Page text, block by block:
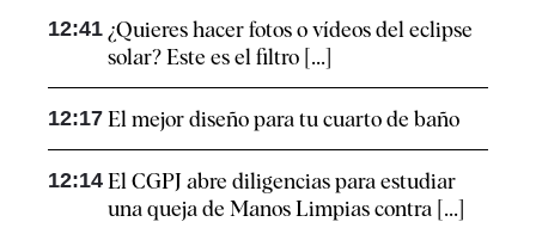
12:41 ¿Quieres hacer fotos o vídeos del eclipse
solar? Este es el filtro [...]
12:17 El mejor diseño para tu cuarto de baño
12:14 El CGPJ abre diligencias para estudiar
una queja de Manos Limpias contra [...]